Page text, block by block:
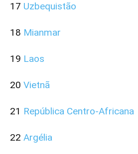
17 Uzbequistão
18 Mianmar
19 Laos
20 Vietnã
21 República Centro-Africana
22 Argélia